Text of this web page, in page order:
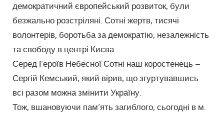
демократичний європейський розвиток, були
безжально розстріляні. Сотні жертв, тисячі
волонтерів, боротьба за демократію, незалежність
та свободу в центрі Києва.
Серед Героїв Небесної Сотні наш коростенець –
Сергій Кемський, який вірив, що згуртувавшись
всі разом можна змінити Україну.
Тож, вшановуючи пам’ять загиблого, сьогодні в м.